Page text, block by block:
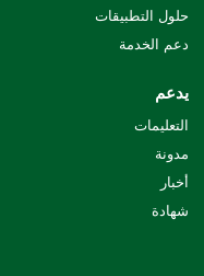
حلول التطبيقات
دعم الخدمة
يدعم
التعليمات
مدونة
أخبار
شهادة